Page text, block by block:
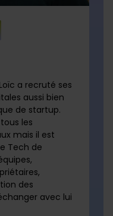
a recruté ses
aussi bien
de startup.
les
mais il est
Tech de
des
avec lui